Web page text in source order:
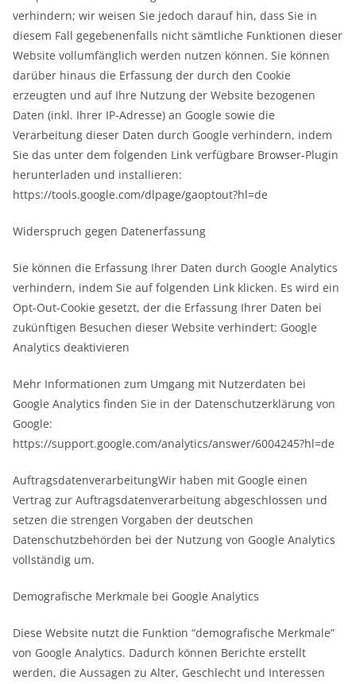
verhindern; wir weisen Sie jedoch darauf hin, dass Sie in
diesem Fall gegebenenfalls nicht sämtliche Funktionen dieser
Website vollumfänglich werden nutzen können. Sie können
darüber hinaus die Erfassung der durch den Cookie
erzeugten und auf Ihre Nutzung der Website bezogenen
Daten (inkl. Ihrer IP-Adresse) an Google sowie die
Verarbeitung dieser Daten durch Google verhindern, indem
Sie das unter dem folgenden Link verfügbare Browser-Plugin
herunterladen und installieren:
https://tools.google.com/dlpage/gaoptout?hl=de
Widerspruch gegen Datenerfassung
Sie können die Erfassung Ihrer Daten durch Google Analytics
verhindern, indem Sie auf folgenden Link klicken. Es wird ein
Opt-Out-Cookie gesetzt, der die Erfassung Ihrer Daten bei
zukünftigen Besuchen dieser Website verhindert: Google
Analytics deaktivieren
Mehr Informationen zum Umgang mit Nutzerdaten bei
Google Analytics finden Sie in der Datenschutzerklärung von
Google:
https://support.google.com/analytics/answer/6004245?hl=de
AuftragsdatenverarbeitungWir haben mit Google einen
Vertrag zur Auftragsdatenverarbeitung abgeschlossen und
setzen die strengen Vorgaben der deutschen
Datenschutzbehörden bei der Nutzung von Google Analytics
vollständig um.
Demografische Merkmale bei Google Analytics
Diese Website nutzt die Funktion “demografische Merkmale”
von Google Analytics. Dadurch können Berichte erstellt
werden, die Aussagen zu Alter, Geschlecht und Interessen